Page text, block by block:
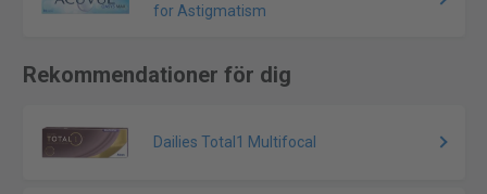
for Astigmatism
Rekommendationer för dig
Dailies Total1 Multifocal